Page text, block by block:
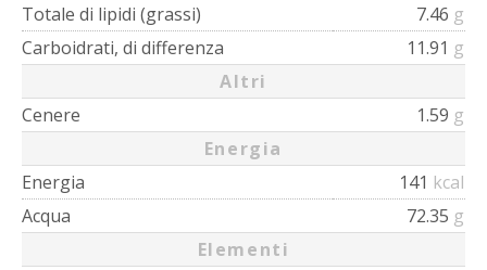
Totale di lipidi (grassi)
7.46 g
Carboidrati, di differenza
11.91 g
Altri
Cenere
1.59 g
Energia
Energia
141 kcal
Acqua
72.35 g
Elementi